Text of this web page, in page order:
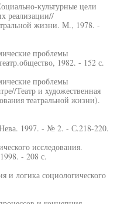
культурные цели
реализации//
жизни. М., 1978. -
проблемы
1982. - 152 с.
проблемы
Театр и художественная
театральной жизни).
1997. - № 2. - С.218-220.
исследования.
- 208 с.
и логика социологического